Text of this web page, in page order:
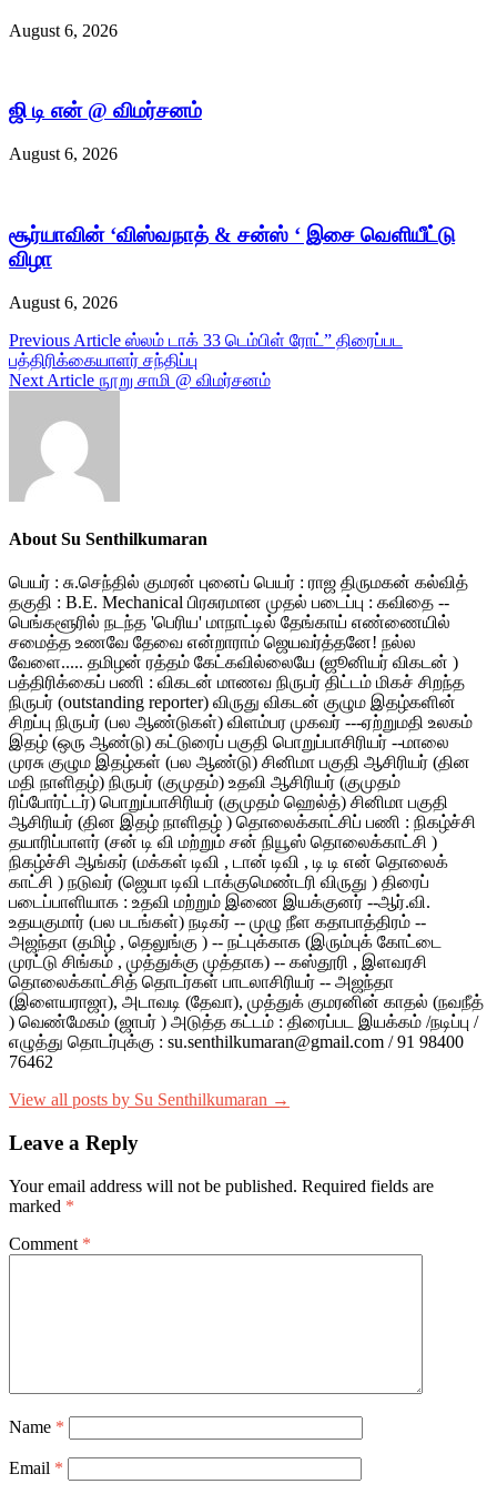
August 6, 2026
ஜி டி என் @ விமர்சனம்
August 6, 2026
சூர்யாவின் ‘விஸ்வநாத் & சன்ஸ் ‘ இசை வெளியீட்டு
விழா
August 6, 2026
Post
navigation
Previous Article ஸ்லம் டாக் 33 டெம்பிள் ரோட்” திரைப்பட
பத்திரிக்கையாளர் சந்திப்பு
Next Article நூறு சாமி @ விமர்சனம்
About Su Senthilkumaran
பெயர் : சு.செந்தில் குமரன் புனைப் பெயர் : ராஜ திருமகன் கல்வித்
தகுதி : B.E. Mechanical பிரசுரமான முதல் படைப்பு : கவிதை --
பெங்களூரில் நடந்த 'பெரிய' மாநாட்டில் தேங்காய் எண்ணையில்
சமைத்த உணவே தேவை என்றாராம் ஜெயவர்த்தனே! நல்ல
வேளை..... தமிழன் ரத்தம் கேட்கவில்லையே (ஜூனியர் விகடன் )
பத்திரிக்கைப் பணி : விகடன் மாணவ நிருபர் திட்டம் மிகச் சிறந்த
நிருபர் (outstanding reporter) விருது விகடன் குழும இதழ்களின்
சிறப்பு நிருபர் (பல ஆண்டுகள்) விளம்பர முகவர் ---ஏற்றுமதி உலகம்
இதழ் (ஒரு ஆண்டு) கட்டுரைப் பகுதி பொறுப்பாசிரியர் --மாலை
முரசு குழும இதழ்கள் (பல ஆண்டு) சினிமா பகுதி ஆசிரியர் (தின
மதி நாளிதழ்) நிருபர் (குமுதம்) உதவி ஆசிரியர் (குமுதம்
ரிப்போர்ட்டர்) பொறுப்பாசிரியர் (குமுதம் ஹெல்த்) சினிமா பகுதி
ஆசிரியர் (தின இதழ் நாளிதழ் ) தொலைக்காட்சிப் பணி : நிகழ்ச்சி
தயாரிப்பாளர் (சன் டி வி மற்றும் சன் நியூஸ் தொலைக்காட்சி )
நிகழ்ச்சி ஆங்கர் (மக்கள் டிவி , டான் டிவி , டி டி என் தொலைக்
காட்சி ) நடுவர் (ஜெயா டிவி டாக்குமெண்டரி விருது ) திரைப்
படைப்பாளியாக : உதவி மற்றும் இணை இயக்குனர் --ஆர்.வி.
உதயகுமார் (பல படங்கள்) நடிகர் -- முழு நீள கதாபாத்திரம் --
அஜந்தா (தமிழ் , தெலுங்கு ) -- நட்புக்காக (இரும்புக் கோட்டை
முரட்டு சிங்கம் , முத்துக்கு முத்தாக) -- கஸ்தூரி , இளவரசி
தொலைக்காட்சித் தொடர்கள் பாடலாசிரியர் -- அஜந்தா
(இளையராஜா), அடாவடி (தேவா), முத்துக் குமரனின் காதல் (நவநீத்
) வெண்மேகம் (ஜாபர் ) அடுத்த கட்டம் : திரைப்பட இயக்கம் /நடிப்பு /
எழுத்து தொடர்புக்கு : su.senthilkumaran@gmail.com / 91 98400
76462
View all posts by Su Senthilkumaran →
Leave a Reply
Your email address will not be published. Required fields are
marked *
Comment *
Name *
Email *